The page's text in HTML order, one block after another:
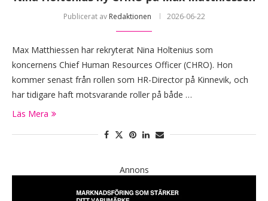
Publicerat av Redaktionen 2026-06-22
Max Matthiessen har rekryterat Nina Holtenius som
koncernens Chief Human Resources Officer (CHRO). Hon
kommer senast från rollen som HR-Director på Kinnevik, och
har tidigare haft motsvarande roller på både …
Läs Mera
Annons